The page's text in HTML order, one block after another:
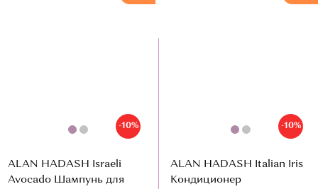
-10%
ALAN HADASH Israeli
Avocado Шампунь для
-10%
ALAN HADASH Italian Iris
Кондиционер